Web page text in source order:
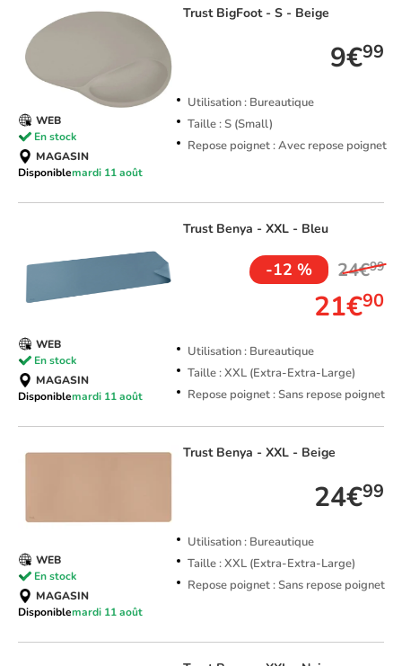
Trust BigFoot - S - Beige
9€99
Utilisation : Bureautique
Taille : S (Small)
Repose poignet : Avec repose poignet
WEB
En stock
MAGASIN
Disponiblemardi 11 août
Trust Benya - XXL - Bleu
-12 % 24€99
21€90
Utilisation : Bureautique
Taille : XXL (Extra-Extra-Large)
Repose poignet : Sans repose poignet
WEB
En stock
MAGASIN
Disponiblemardi 11 août
Trust Benya - XXL - Beige
24€99
Utilisation : Bureautique
Taille : XXL (Extra-Extra-Large)
Repose poignet : Sans repose poignet
WEB
En stock
MAGASIN
Disponiblemardi 11 août